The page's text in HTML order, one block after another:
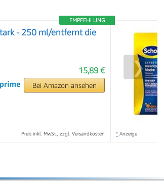
EMPFEHLUNG
- 250 ml/entfernt die
15,89 €
Bei Amazon ansehen
Preis inkl. MwSt., zzgl. Versandkosten * Anzeige
❯